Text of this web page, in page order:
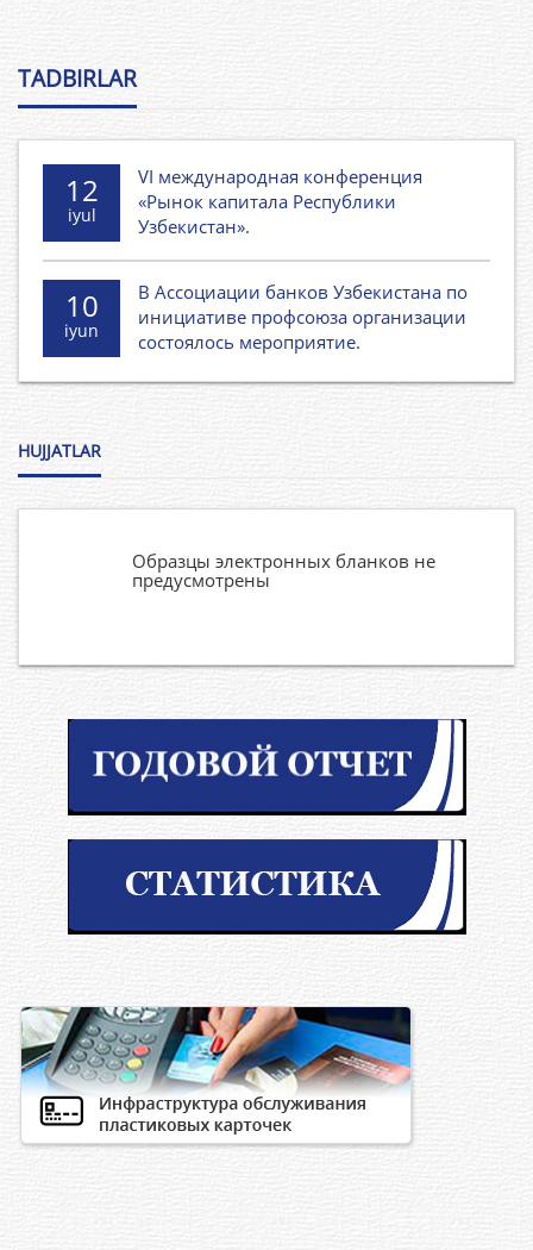
1975
Начальник сметно-договорного отдела –
«Сельтрансспецстрой»
1975-
1979 гг. -
Начальник спец.передвижной мехколонны
№24 – трест «Узсельспецстрой»
1979-1981
гг. -
Управляющий треста -
“Сельтрансспецстрой”
гг. -
“Узсельсантехгазмонтаж”
1983-1985
гг.
строительства УзССР
Председателя Госагропрома, Министр
Узбекской ССР
1989
-1989 гг. -
Заведующий Социально-экономическим
главный специалист Управления
руководящих кадров и быта сельских
строителей
1990-1990
гг. -
Заместитель Председателя Совета
Министров Узбекской ССР – Председатель
Госплана Узбекской ССР
Заместитель Председателя Кабинета
TADBIRLAR
12
iyul
VI международная конференция
«Рынок капитала Республики
Узбекистан».
10
iyun
В Ассоциации банков Узбекистана по
инициативе профсоюза организации
состоялось мероприятие.
HUJJATLAR
Образцы электронных бланков не
предусмотрены